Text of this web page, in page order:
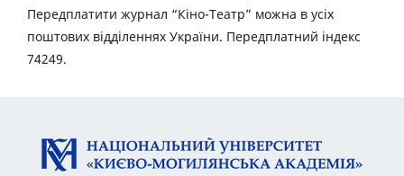
Передплатити журнал “Кіно-Театр” можна в усіх
поштових відділеннях України. Передплатний індекс
74249.